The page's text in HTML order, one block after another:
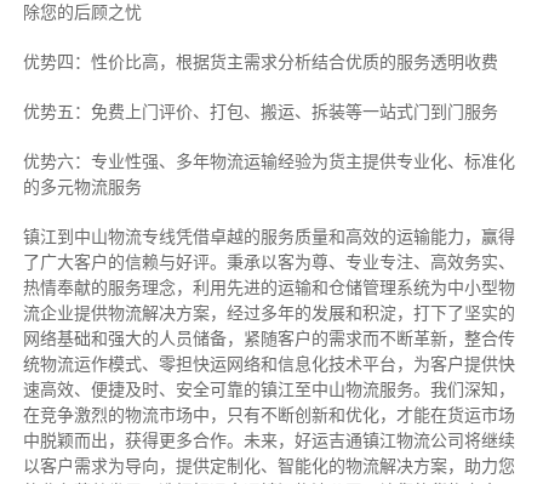
除您的后顾之忧
优势四：性价比高，根据货主需求分析结合优质的服务透明收费
优势五：免费上门评价、打包、搬运、拆装等一站式门到门服务
优势六：专业性强、多年物流运输经验为货主提供专业化、标准化
的多元物流服务
镇江到中山物流专线凭借卓越的服务质量和高效的运输能力，赢得
了广大客户的信赖与好评。 秉承以客为尊、专业专注、高效务实、
热情奉献的服务理念，利用先进的运输和仓储管理系统为中小型物
流企业提供物流解决方案，经过多年的发展和积淀，打下了坚实的
网络基础和强大的人员储备，紧随客户的需求而不断革新，整合传
统物流运作模式、零担快运网络和信息化技术平台，为客户提供快
速高效、便捷及时、安全可靠的镇江至中山物流服务。 我们深知，
在竞争激烈的物流市场中，只有不断创新和优化，才能在货运市场
中脱颖而出，获得更多合作。 未来，好运吉通镇江物流公司将继续
以客户需求为导向，提供定制化、智能化的物流解决方案，助力您